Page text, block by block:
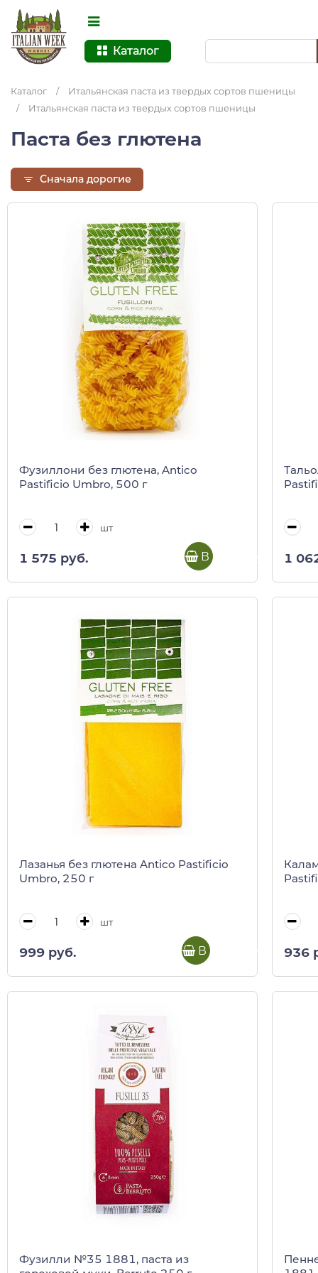
Каталог
Каталог /
Итальянская паста из твердых сортов пшеницы
/
Итальянская паста из твердых сортов пшеницы
Паста без глютена
Сначала дорогие
Фузиллони без глютена, Antico
Pastificio Umbro, 500 г
шт
1 575 руб. В корзину 1
Лазанья без глютена Antico Pastificio
Umbro, 250 г
шт
999 руб. В корзину 936
Фузилли №35 1881, паста из